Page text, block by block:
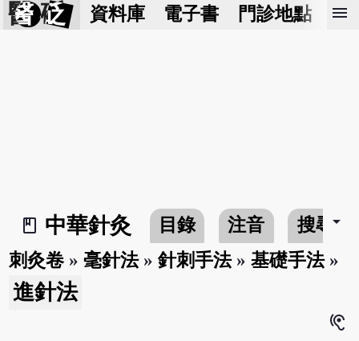
醫 砭 資料庫 電子書 門診地點 預
menu
book_2
中華針灸 目錄 注音 搜尋arrow_drop_down
刺灸卷 »毫針法»針刺手法»基礎手法»
進針法
hearing